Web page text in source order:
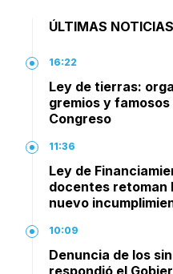
ÚLTIMAS NOTICIAS
16:22
Ley de tierras:
gremios y
Congreso
11:36
Ley de
docentes retoman
nuevo
10:09
Denuncia de los